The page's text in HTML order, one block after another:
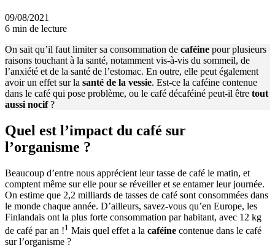
09/08/2021
6 min de lecture
On sait qu’il faut limiter sa consommation de caféine pour plusieurs
raisons touchant à la santé, notamment vis-à-vis du sommeil, de
l’anxiété et de la santé de l’estomac. En outre, elle peut également
avoir un effet sur la santé de la vessie. Est-ce la caféine contenue
dans le café qui pose problème, ou le café décaféiné peut-il être tout
aussi nocif?
Quel est l’impact du café sur
l’organisme ?
Beaucoup d’entre nous apprécient leur tasse de café le matin, et
comptent même sur elle pour se réveiller et se entamer leur journée.
On estime que 2,2 milliards de tasses de café sont consommées dans
le monde chaque année. D’ailleurs, savez-vous qu’en Europe, les
Finlandais ont la plus forte consommation par habitant, avec 12 kg
de café par an !1 Mais quel effet a la caféine contenue dans le café
sur l’organisme ?